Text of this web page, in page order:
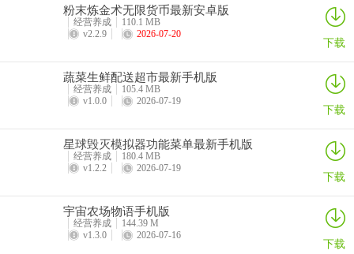
麋鹿棋牌2026官方版 点评
2、全网多款棋牌棋牌娱乐游戏玩法，多种多样的棋牌游戏模式规则，
上百种棋牌棋牌娱乐竞技等你体验。街机水浒传正式版推荐理由
用，在游戏对局中押注自己的金币展开游戏对战；
4、百万棋牌真人玩家，随时在线与你展开最精彩的同场竞技，随时随
5、玩法正宗地道，移植了民间地道的规则玩法，内置教程，老少皆宜
的棋牌游戏。
粉末炼金术无限货币最新安卓版
经营养成
110.1 MB
v2.2.9
2026-07-20 下载
蔬菜生鲜配送超市最新手机版
经营养成
105.4 MB
v1.0.0
2026-07-19 下载
星球毁灭模拟器功能菜单最新手机版
经营养成
180.4 MB
v1.2.2
2026-07-19 下载
宇宙农场物语手机版
经营养成
144.39 M
v1.3.0
2026-07-16 下载